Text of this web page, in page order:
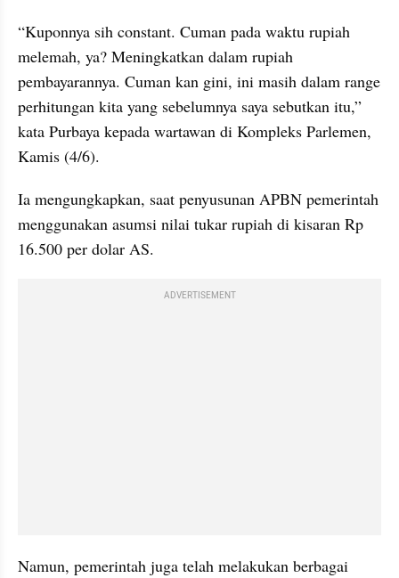
“Kuponnya sih constant. Cuman pada waktu rupiah
melemah, ya? Meningkatkan dalam rupiah
pembayarannya. Cuman kan gini, ini masih dalam range
perhitungan kita yang sebelumnya saya sebutkan itu,”
kata Purbaya kepada wartawan di Kompleks Parlemen,
Kamis (4/6).
Ia mengungkapkan, saat penyusunan APBN pemerintah
menggunakan asumsi nilai tukar rupiah di kisaran Rp
16.500 per dolar AS.
ADVERTISEMENT
Namun, pemerintah juga telah melakukan berbagai